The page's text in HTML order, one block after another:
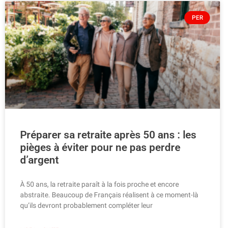
PER
Préparer sa retraite après 50 ans : les
pièges à éviter pour ne pas perdre
d’argent
À 50 ans, la retraite paraît à la fois proche et encore
abstraite. Beaucoup de Français réalisent à ce moment-là
qu’ils devront probablement compléter leur